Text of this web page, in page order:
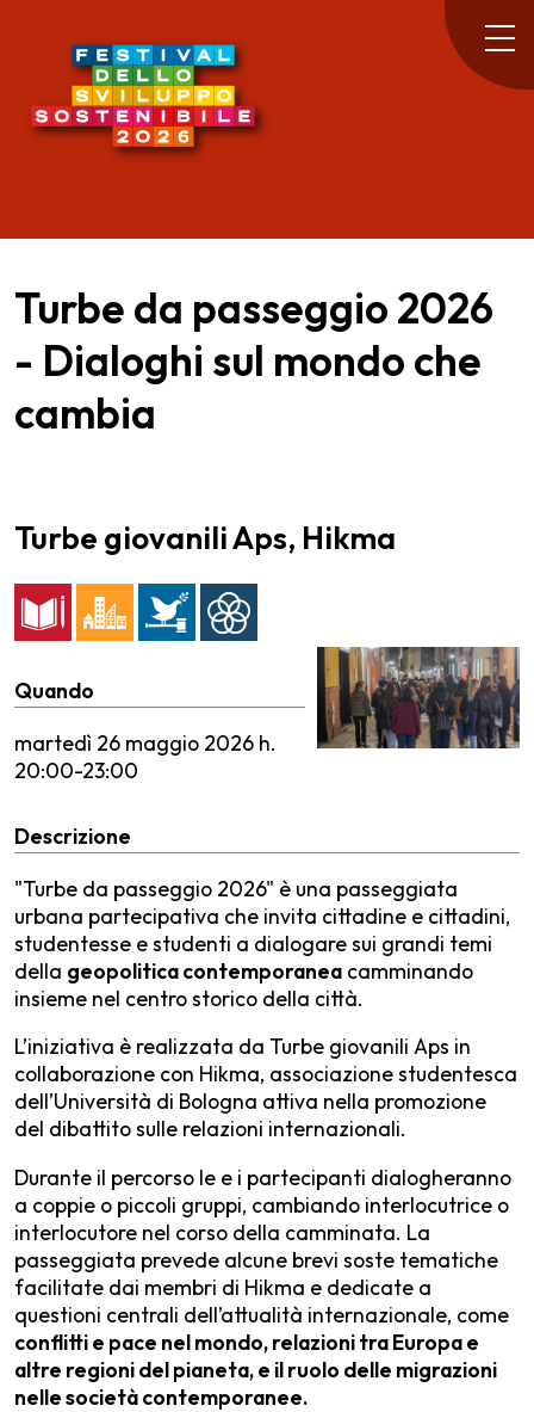
Turbe da passeggio 2026
- Dialoghi sul mondo che
cambia
Turbe giovanili Aps, Hikma
Quando
martedì 26 maggio 2026 h.
20:00-23:00
Descrizione
"Turbe da passeggio 2026" è una passeggiata
urbana partecipativa che invita cittadine e cittadini,
studentesse e studenti a dialogare sui grandi temi
della geopolitica contemporanea camminando
insieme nel centro storico della città.
L’iniziativa è realizzata da Turbe giovanili Aps in
collaborazione con Hikma, associazione studentesca
dell’Università di Bologna attiva nella promozione
del dibattito sulle relazioni internazionali.
Durante il percorso le e i partecipanti dialogheranno
a coppie o piccoli gruppi, cambiando interlocutrice o
interlocutore nel corso della camminata. La
passeggiata prevede alcune brevi soste tematiche
facilitate dai membri di Hikma e dedicate a
questioni centrali dell’attualità internazionale, come
conflitti e pace nel mondo, relazioni tra Europa e
altre regioni del pianeta, e il ruolo delle migrazioni
nelle società contemporanee.